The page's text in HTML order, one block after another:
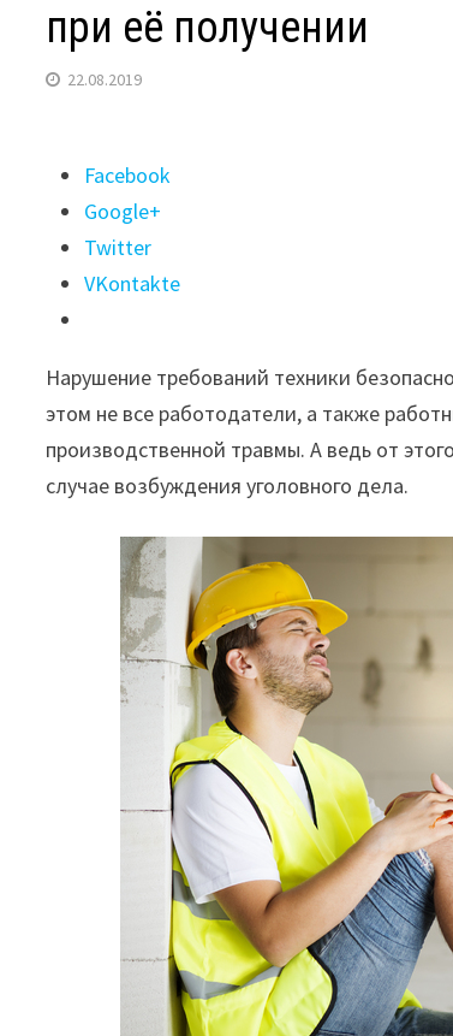
при её получении
22.08.2019
Поделиться
"Производственная
травма:
как
правильно
при
её
получении"
Facebook
Google+
Twitter
VKontakte
Нарушение требований техники
этом не все работодатели, а также
производственной травмы. А ведь от
случае возбуждения уголовного дела.